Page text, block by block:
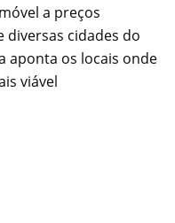
a preços
diversas cidades do
aponta os locais onde
viável